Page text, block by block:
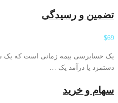
تضمین و رسیدگی
$69
یک حسابرسی بیمه زمانی است که یک
دستمزد یا درآمد یک …
سهام و خرید